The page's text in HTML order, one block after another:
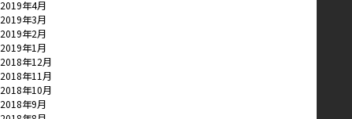
2019年4月
2019年3月
2019年2月
2019年1月
2018年12月
2018年11月
2018年10月
2018年9月